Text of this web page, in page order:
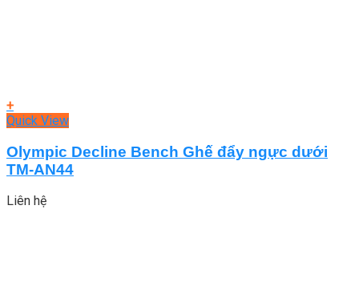
+
Quick View
Olympic Decline Bench Ghế đẩy ngực dưới
TM-AN44
Liên hệ